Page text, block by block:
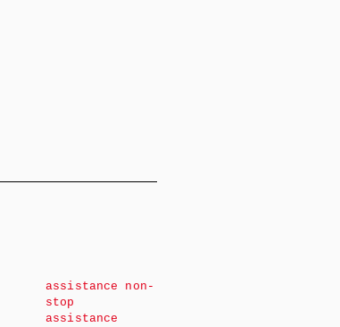
assistance non-
stop
assistance